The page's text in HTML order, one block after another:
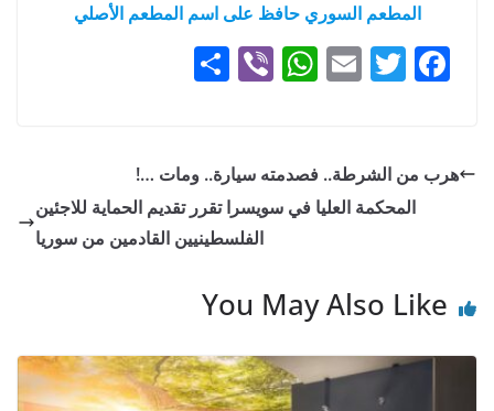
المطعم السوري حافظ على اسم المطعم الأصلي
F
e
b
k
T
er
E
l
W
s
A
p
Vi
e
هرب من الشرطة.. فصدمته سيارة.. ومات …!
المحكمة العليا في سويسرا تقرر تقديم الحماية للاجئين
الفلسطينيين القادمين من سوريا
You May Also Like